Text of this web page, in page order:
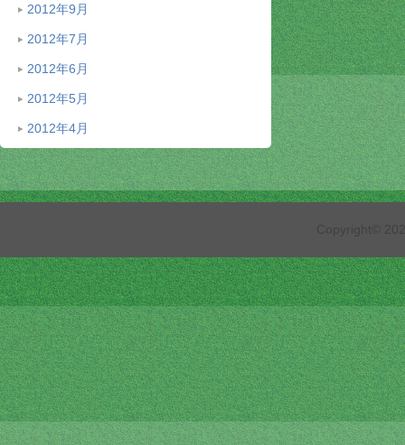
2012年9月
2012年7月
2012年6月
2012年5月
2012年4月